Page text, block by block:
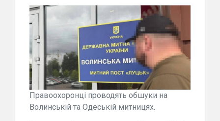
Правоохоронці проводять обшуки на
Волинській та Одеській митницях.